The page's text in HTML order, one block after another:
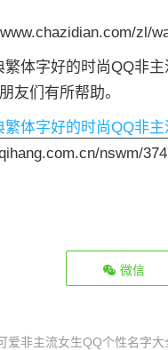
zl/
体字好的时尚QQ非
友们有所帮助。
繁体字好的时尚QQ非
nswm/
微信
爱非主流女生QQ个性名字大